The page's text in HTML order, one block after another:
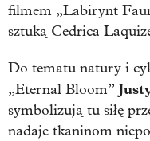
filmem „Labirynt
sztuką Cedrica
Do tematu natury i
„Eternal Bloom”
symbolizują tu siłę
nadaje tkaninom